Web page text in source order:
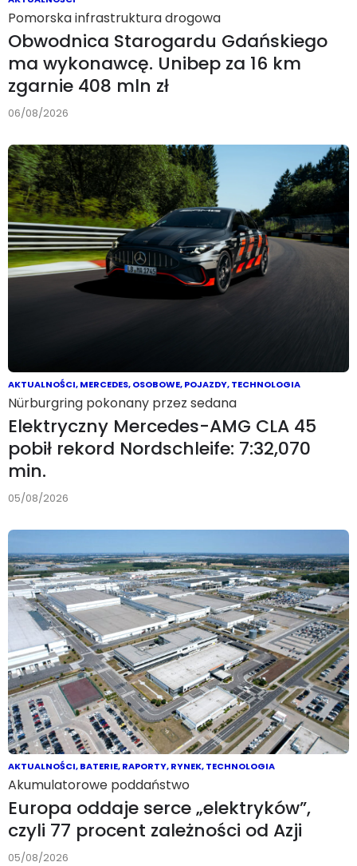
Pomorska infrastruktura drogowa
Obwodnica Starogardu Gdańskiego
ma wykonawcę. Unibep za 16 km
zgarnie 408 mln zł
06/08/2026
AKTUALNOŚCI,MERCEDES,OSOBOWE,POJAZDY,TECHNOLOGIA
Nürburgring pokonany przez sedana
Elektryczny Mercedes-AMG CLA 45
pobił rekord Nordschleife: 7:32,070
min.
05/08/2026
AKTUALNOŚCI,BATERIE,RAPORTY,RYNEK,TECHNOLOGIA
Akumulatorowe poddaństwo
Europa oddaje serce „elektryków”,
czyli 77 procent zależności od Azji
05/08/2026